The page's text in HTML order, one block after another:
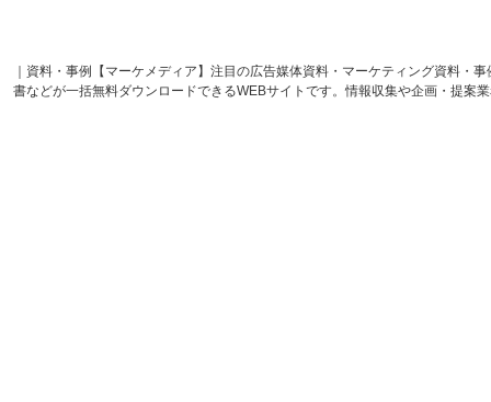
｜資料・事例【マーケメディア】注目の広告媒体資料・マーケティング資料・
書などが一括無料ダウンロードできるWEBサイトです。情報収集や企画・提案